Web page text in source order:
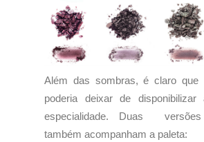
Além das sombras, é claro que
poderia deixar de
especialidade. Duas
também acompanham a paleta: